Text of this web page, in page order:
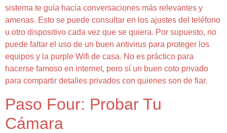
sistema te guía hacia conversaciones más relevantes y
amenas. Esto se puede consultar en los ajustes del teléfono
u otro dispositivo cada vez que se quiera. Por supuesto, no
puede faltar el uso de un buen antivirus para proteger los
equipos y la purple Wifi de casa. No es práctico para
hacerse famoso en internet, pero sí un buen coto privado
para compartir detalles privados con quienes son de fiar.
Paso Four: Probar Tu
Cámara